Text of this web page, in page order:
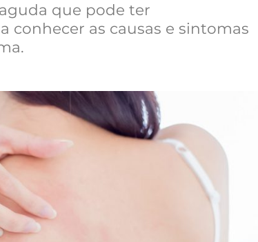
que pode ter
conhecer as causas e sintomas